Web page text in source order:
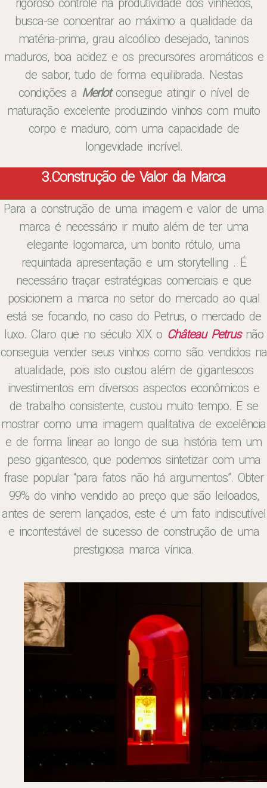
rigoroso controle na produtividade dos vinhedos,
busca-se concentrar ao máximo a qualidade da
matéria-prima, grau alcoólico desejado, taninos
maduros, boa acidez e os precursores aromáticos e
de sabor, tudo de forma equilibrada. Nestas
condições a Merlotconsegue atingir o nível de
maturação excelente produzindo vinhos com muito
corpo e maduro, com uma capacidade de
longevidade incrível.
3.Construção de Valor da Marca
Para a construção de uma imagem e valor de uma
marca é necessário ir muito além de ter uma
elegante logomarca, um bonito rótulo, uma
requintada apresentação e um storytelling . É
necessário traçar estratégicas comerciais e que
posicionem a marca no setor do mercado ao qual
está se focando, no caso do Petrus, o mercado de
luxo. Claro que no século XIX o Château Petrusnão
conseguia vender seus vinhos como são vendidos na
atualidade, pois isto custou além de gigantescos
investimentos em diversos aspectos econômicos e
de trabalho consistente, custou muito tempo. E se
mostrar como uma imagem qualitativa de excelência
e de forma linear ao longo de sua história tem um
peso gigantesco, que podemos sintetizar com uma
frase popular “para fatos não há argumentos”. Obter
99% do vinho vendido ao preço que são leiloados,
antes de serem lançados, este é um fato indiscutível
e incontestável de sucesso de construção de uma
prestigiosa marca vínica.